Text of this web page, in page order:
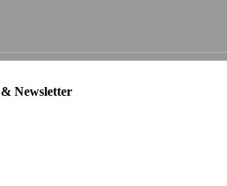
Newsletter